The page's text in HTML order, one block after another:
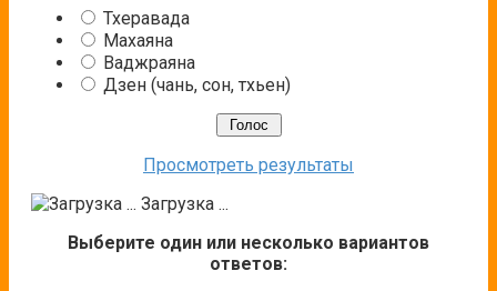
Тхеравада
Махаяна
Ваджраяна
Дзен (чань, сон, тхьен)
Просмотреть результаты
Загрузка ...
Выберите один или несколько вариантов
ответов: